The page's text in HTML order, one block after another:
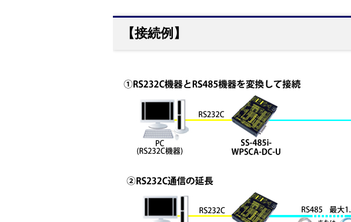
【接続例】